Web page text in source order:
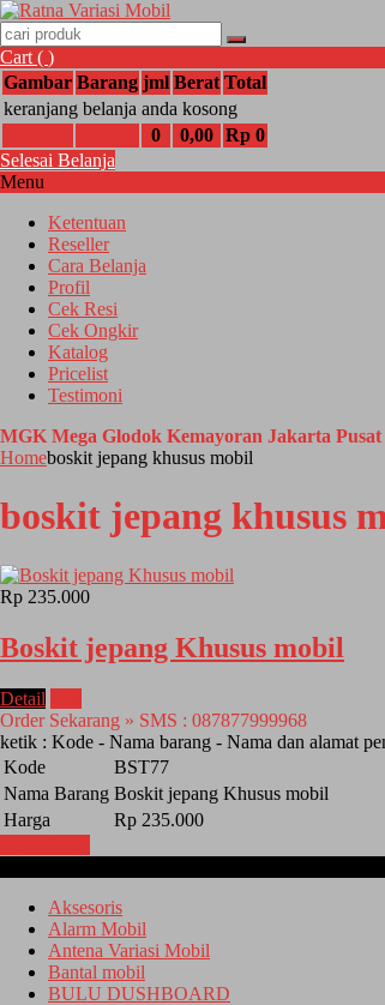
Cart ( )
Gambar Barang jml Berat Total
keranjang belanja anda kosong
0
0,00 Rp 0
Selesai Belanja
Menu
Ketentuan
Reseller
Cara Belanja
Profil
Cek Resi
Cek Ongkir
Katalog
Pricelist
Testimoni
MGK Mega Glodok Kemayoran Jakarta
Homeboskit jepang khusus mobil
boskit jepang khusus
Rp 235.000
Boskit jepang Khusus mobil
Detail
Order Sekarang » SMS : 087877999968
ketik : Kode - Nama barang - Nama dan alamat
Kode
BST77
Nama Barang Boskit jepang Khusus mobil
Harga
Rp 235.000
Aksesoris
Alarm Mobil
Antena Variasi Mobil
Bantal mobil
BULU DUSHBOARD